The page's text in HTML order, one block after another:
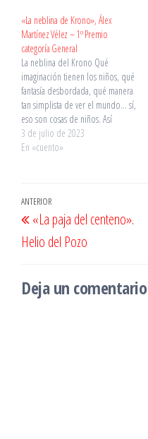
no existen. Pues sí existen, solo
que se…
«La neblina de Krono», Álex
Martínez Vélez – 1º Premio
categoría General
La neblina del Krono Qué
imaginación tienen los niños, qué
fantasía desbordada, qué manera
tan simplista de ver el mundo… sí,
eso son cosas de niños. Así
desprecian los adultos la realidad
que hace ya largo tiempo son
3 de julio de 2023
En «cuento»
Navegación
de
entradas
Entrada
anterior
ANTERIOR
«La paja del centeno».
Helio del Pozo
Deja un comentario